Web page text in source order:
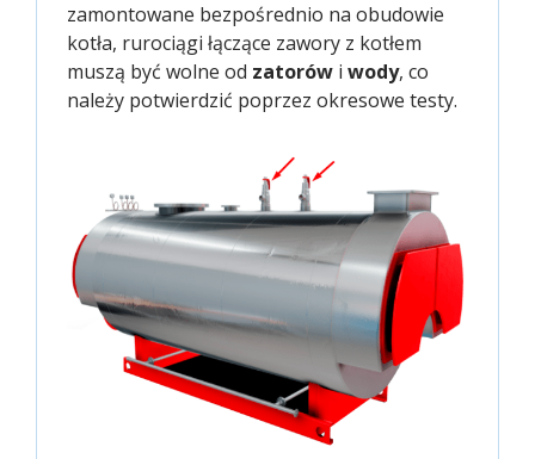
zamontowane bezpośrednio na obudowie
kotła, rurociągi łączące zawory z kotłem
muszą być wolne od zatorów i wody, co
należy potwierdzić poprzez okresowe testy.